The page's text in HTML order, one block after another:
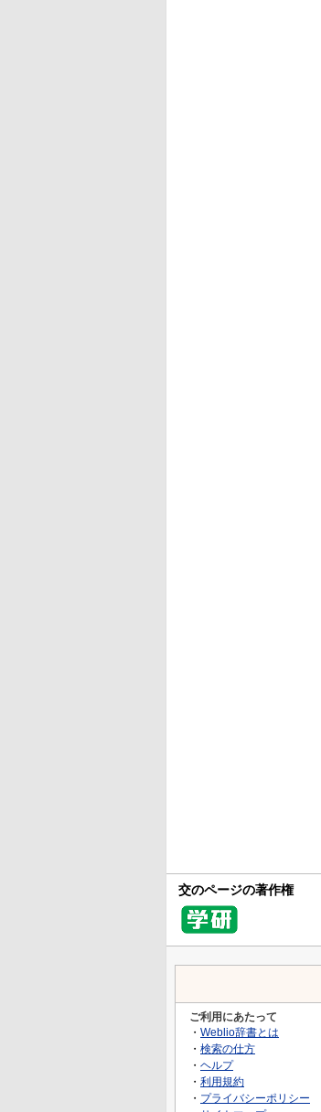
交のページの著作権
ご利用にあたって
・ Weblio辞書とは
・ 検索の仕方
・ ヘルプ
・ 利用規約
・ プライバシーポリシー